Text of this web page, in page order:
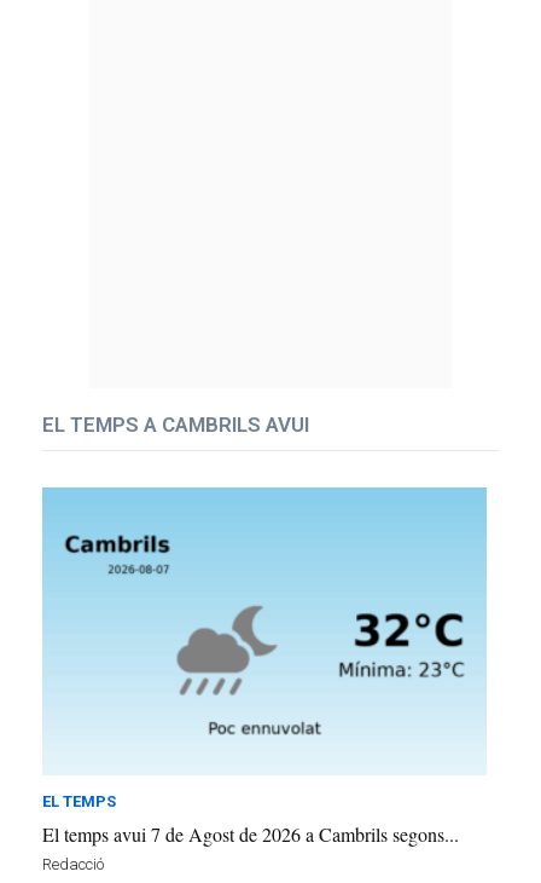
EL TEMPS A CAMBRILS AVUI
EL TEMPS
El temps avui 7 de Agost de 2026 a Cambrils segons...
Redacció